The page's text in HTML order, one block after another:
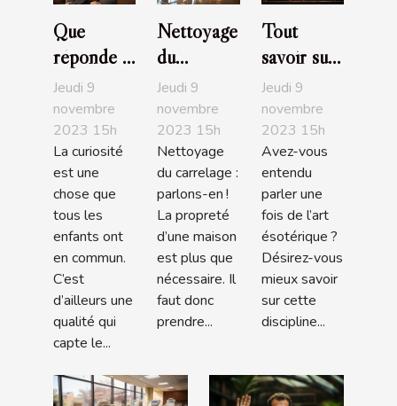
Que
réponde à
l’enfant
qui
demande
l’origine
des bébés
?
Jeudi 9
novembre
2023 15h
La curiosité
est une
chose que
tous les
enfants ont
en commun.
C’est
d’ailleurs une
qualité qui
capte le...
Nettoyage
du
carrelage :
parlons-
en !
Jeudi 9
novembre
2023 15h
Nettoyage
du carrelage :
parlons-en !
La propreté
d’une maison
est plus que
nécessaire. Il
faut donc
prendre...
Tout
savoir sur
l’art
ésotérique
Jeudi 9
novembre
2023 15h
Avez-vous
entendu
parler une
fois de l’art
ésotérique ?
Désirez-vous
mieux savoir
sur cette
discipline...